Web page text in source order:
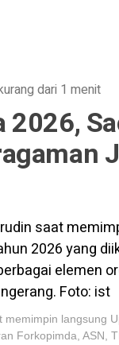
dari 1 menit
2026,
memimpin langsung
Forkopimda, ASN,